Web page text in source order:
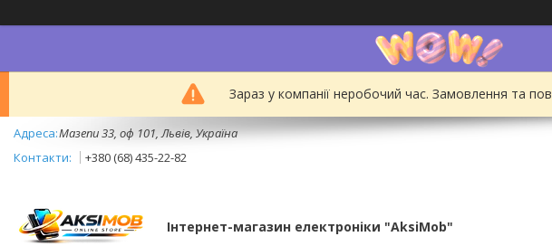
Зараз у компанії неробочий час. Замовлення та
Мазепи 33, оф 101, Львів, Україна
+380 (68) 435-22-82
Інтернет-магазин електроніки "AksiMob"